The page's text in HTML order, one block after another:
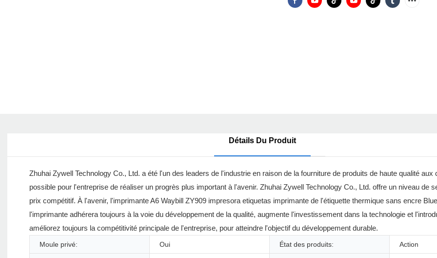
Détails Du Produit
Zhuhai Zywell Technology Co., Ltd. a été l'un des leaders de l'industrie en raison de la fourniture de produits de haute qualité aux
possible pour l'entreprise de réaliser un progrès plus important à l'avenir. Zhuhai Zywell Technology Co., Ltd. offre un niveau de
prix compétitif. À l'avenir, l'imprimante A6 Waybill ZY909 impresora etiquetas imprimante de l'étiquette thermique sans encre
l'imprimante adhérera toujours à la voie du développement de la qualité, augmente l'investissement dans la technologie et
améliorez toujours la compétitivité principale de l'entreprise, pour atteindre l'objectif du développement durable.
Moule privé: Oui État des produits: Action